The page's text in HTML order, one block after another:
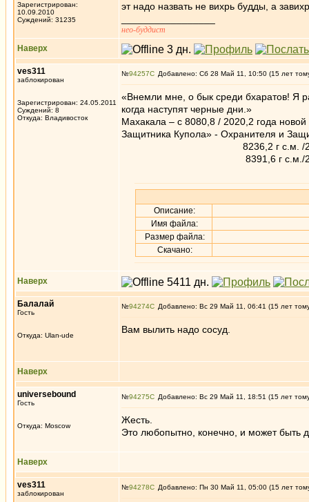
Зарегистрирован:
10.09.2010
Суждений: 31235
эт надо назвать не вихрь будды, а
нео-буддист
Наверх
ves311
заблокирован
Зарегистрирован: 24.05.2011
Суждений: 8
Откуда: Владивосток
№94257 Добавлено: Сб 28 Май 11, 10:50 (15 лет
«Внемли мне, о бык среди бхаратов! Я
когда наступят черные дни.»
Махакала – с 8080,8 / 2020,2 года
Защитника Купола» - Охранителя и
8236,2 г с.м. /2059 год
8391,6 г с.м./2098 год
Описание:
Имя файла:
Размер файла:
Скачано:
Наверх
Балалай
Гость
Откуда: Ulan-ude
№94274 Добавлено: Вс 29 Май 11, 06:41 (15 лет
Вам вылить надо сосуд.
Наверх
universebound
Гость
Откуда: Moscow
№94275 Добавлено: Вс 29 Май 11, 18:51 (15 лет
Жесть.
Это любопытно, конечно, и может быть
Наверх
ves311
заблокирован
№94278 Добавлено: Пн 30 Май 11, 05:00 (15 лет